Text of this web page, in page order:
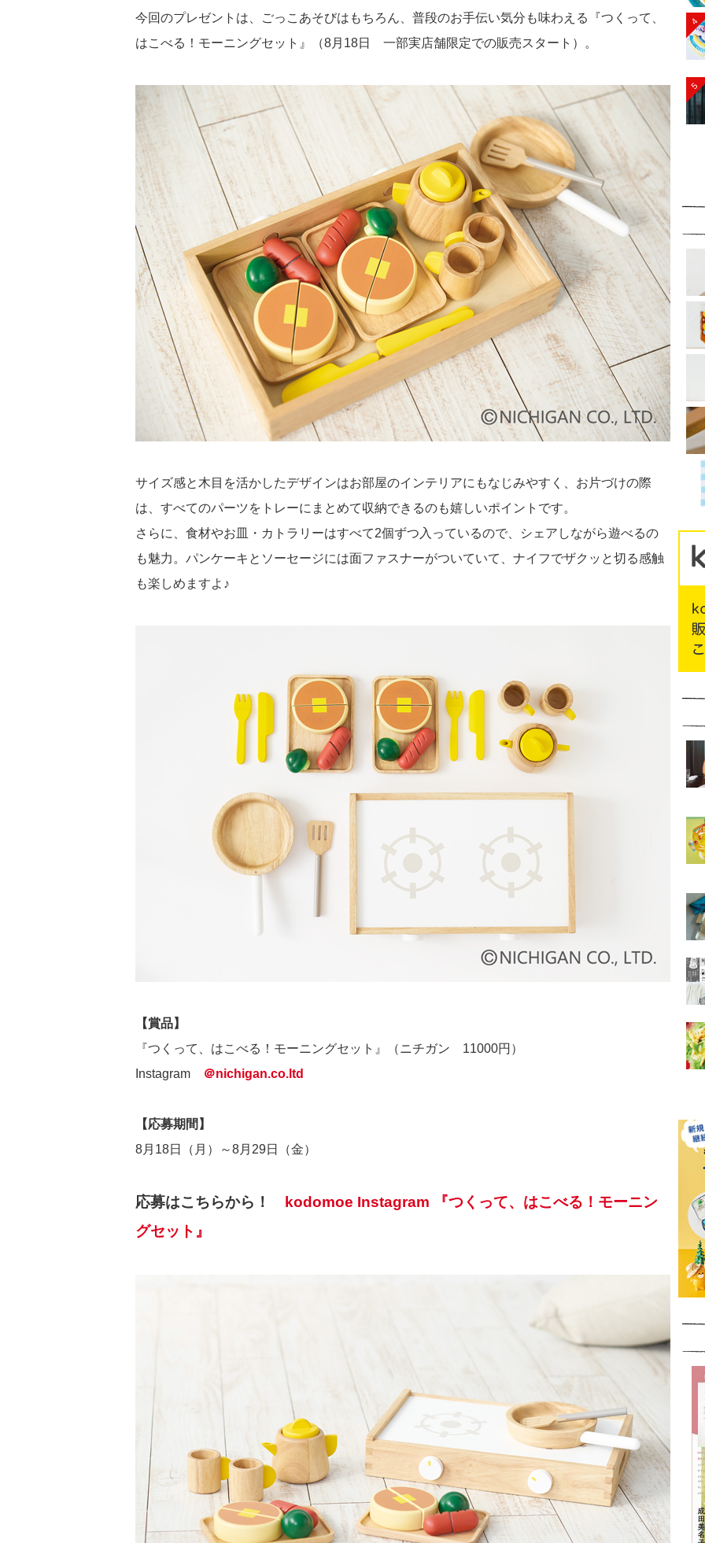
今回のプレゼントは、ごっこあそびはもちろん、普段のお手伝い気分も味わえる『つくって、
はこべる！モーニングセット』（8月18日 一部実店舗限定での販売スタート）。
サイズ感と木目を活かしたデザインはお部屋のインテリアにもなじみやすく、お片づけの際
は、すべてのパーツをトレーにまとめて収納できるのも嬉しいポイントです。
さらに、食材やお皿・カトラリーはすべて2個ずつ入っているので、シェアしながら遊べるの
も魅力。パンケーキとソーセージには面ファスナーがついていて、ナイフでザクッと切る感触
も楽しめますよ♪
【賞品】
『つくって、はこべる！モーニングセット』（ニチガン 11000円）
Instagram
＠nichigan.co.ltd
【応募期間】
8月18日（月）～8月29日（金）
応募はこちらから！
kodomoe Instagram 『つくって、はこべる！モーニン
グセット』
4
5